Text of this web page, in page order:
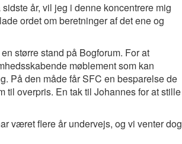
år, vil jeg i denne koncentrere mig
ordet om beretninger af det ene og
større stand på Bogforum. For at
møblement som kan
På den måde får SFC en besparelse de
til overpris. En tak til Johannes for at stille
været flere år undervejs, og vi venter dog